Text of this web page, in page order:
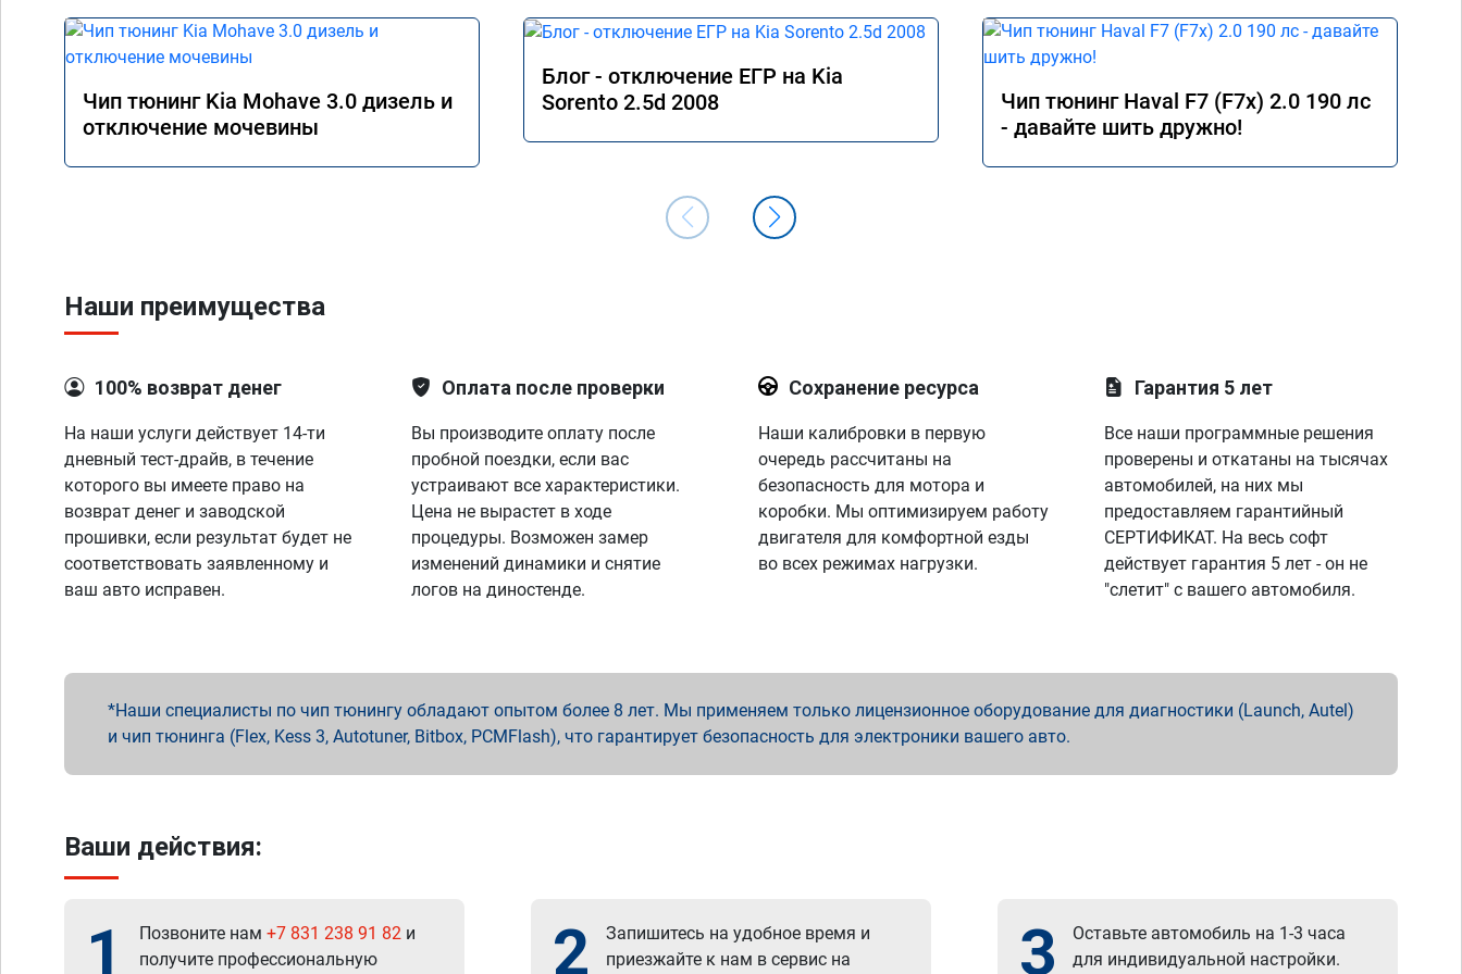
Чип тюнинг Kia Mohave 3.0 дизель и
отключение мочевины
Блог - отключение ЕГР на Kia
Sorento 2.5d 2008
Чип тюнинг Haval F7 (F7x) 2.0 190 лс
- давайте шить дружно!
Наши преимущества
100% возврат денег
На наши услуги действует 14-ти
дневный тест-драйв, в течение
которого вы имеете право на
возврат денег и заводской
прошивки, если результат будет не
соответствовать заявленному и
ваш авто исправен.
Оплата после проверки
Вы производите оплату после
пробной поездки, если вас
устраивают все характеристики.
Цена не вырастет в ходе
процедуры. Возможен замер
изменений динамики и снятие
логов на диностенде.
Сохранение ресурса
Наши калибровки в первую
очередь рассчитаны на
безопасность для мотора и
коробки. Мы оптимизируем работу
двигателя для комфортной езды
во всех режимах нагрузки.
Гарантия 5 лет
Все наши программные решения
проверены и откатаны на тысячах
автомобилей, на них мы
предоставляем гарантийный
СЕРТИФИКАТ. На весь софт
действует гарантия 5 лет - он не
"слетит" с вашего автомобиля.
Наши специалисты по чип тюнингу обладают опытом более 8 лет. Мы применяем только лицензионное оборудование для диагностики (Launch, Autel)
и чип тюнинга (Flex, Kess 3, Autotuner, Bitbox, PCMFlash), что гарантирует безопасность для электроники вашего авто.
Ваши действия:
1 Позвоните нам +7 831 238 91 82 и
получите профессиональную
2
Запишитесь на удобное время и
приезжайте к нам в сервис на
3
Оставьте автомобиль на 1-3 часа
для индивидуальной настройки.